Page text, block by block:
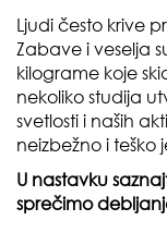
Ljudi često krive
Zabave i veselja
kilograme koje
nekoliko studija
svetlosti i naših
neizbežno i teško
U nastavku
sprečimo